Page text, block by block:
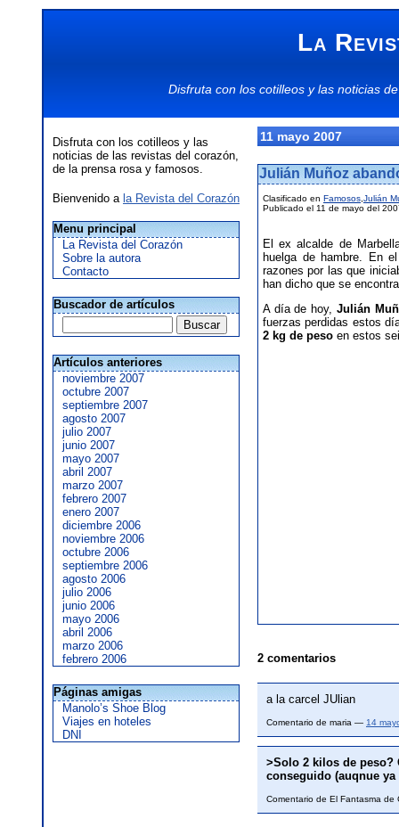
La
Disfruta con los cotilleosy las noticias
Disfruta con los cotilleos y las
noticias de las revistas del corazón,
de la prensa rosa y famosos.
Bienvenido a la Revista del Corazón
Menu principal
La Revista del Corazón
Sobre la autora
Contacto
Buscador de artículos
Artículos anteriores
noviembre 2007
octubre 2007
septiembre 2007
agosto 2007
julio 2007
junio 2007
mayo 2007
abril 2007
marzo 2007
febrero 2007
enero 2007
diciembre 2006
noviembre 2006
octubre 2006
septiembre 2006
agosto 2006
julio 2006
junio 2006
mayo 2006
abril 2006
marzo 2006
febrero 2006
Páginas amigas
Manolo’s Shoe Blog
Viajes en hoteles
DNI
11 mayo 2007
Julián Muñoz
Clasificado en Famosos Julián
Publicado el 11 de mayo del
El ex alcalde de
huelga de hambre. En
razones por las que
han dicho que se
A día de hoy, Julián
fuerzas perdidas estos
2 kg de peso en estos
2 comentarios
a la carcel JUlian
Comentario de maria — 14
>Solo 2 kilos de peso?
conseguido (auqnue
Comentario de El Fantasma